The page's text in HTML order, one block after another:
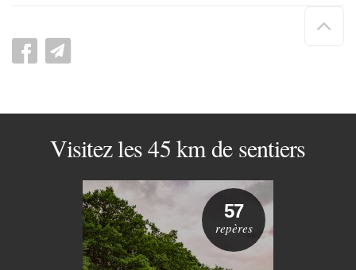
de
Visitez les 45 km de sentiers
57
repères